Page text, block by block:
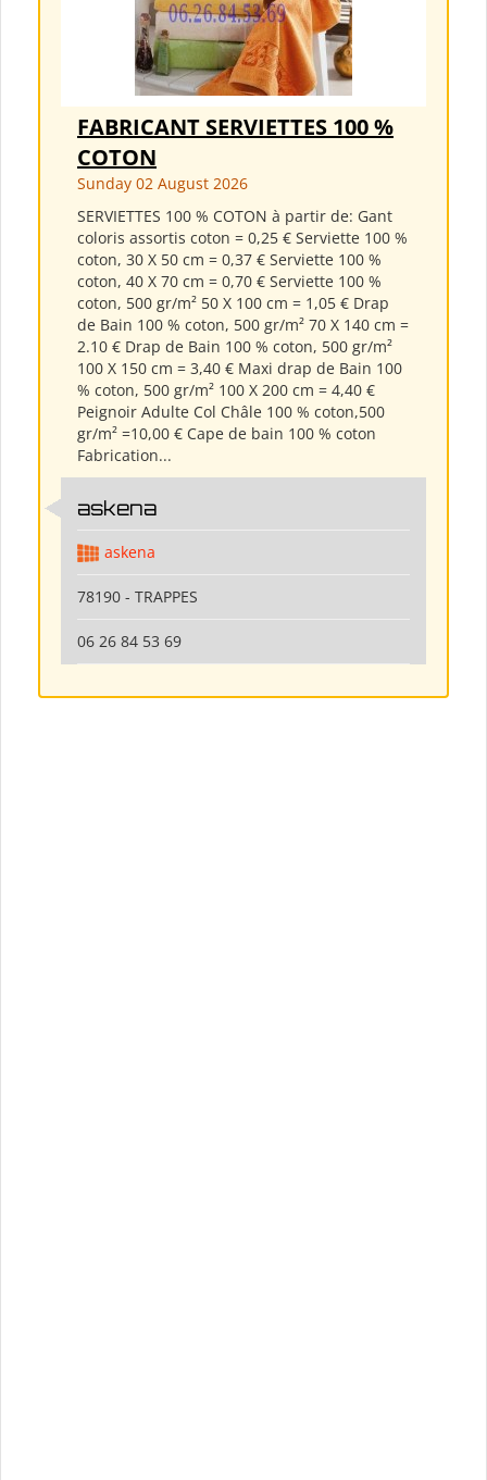
FABRICANT SERVIETTES 100 %
COTON
Sunday 02 August 2026
SERVIETTES 100 % COTON à partir de: Gant
coloris assortis coton = 0,25 € Serviette 100 %
coton, 30 X 50 cm = 0,37 € Serviette 100 %
coton, 40 X 70 cm = 0,70 € Serviette 100 %
coton, 500 gr/m² 50 X 100 cm = 1,05 € Drap
de Bain 100 % coton, 500 gr/m² 70 X 140 cm =
2.10 € Drap de Bain 100 % coton, 500 gr/m²
100 X 150 cm = 3,40 € Maxi drap de Bain 100
% coton, 500 gr/m² 100 X 200 cm = 4,40 €
Peignoir Adulte Col Châle 100 % coton,500
gr/m² =10,00 € Cape de bain 100 % coton
Fabrication...
askena
askena
78190 - TRAPPES
06 26 84 53 69